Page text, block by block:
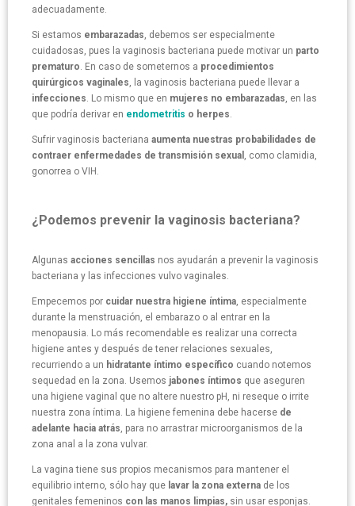
adecuadamente.
Si estamos embarazadas, debemos ser especialmente
cuidadosas, pues la vaginosis bacteriana puede motivar un parto
prematuro. En caso de someternos a procedimientos
quirúrgicos vaginales, la vaginosis bacteriana puede llevar a
infecciones. Lo mismo que en mujeres no embarazadas, en las
que podría derivar en endometritis o herpes.
Sufrir vaginosis bacteriana aumenta nuestras probabilidades de
contraer enfermedades de transmisión sexual , como clamidia,
gonorrea o VIH.
¿Podemos prevenir la vaginosis bacteriana?
Algunas acciones sencillas nos ayudarán a prevenir la vaginosis
bacteriana y las infecciones vulvo vaginales.
Empecemos por cuidar nuestra higiene íntima, especialmente
durante la menstruación, el embarazo o al entrar en la
menopausia. Lo más recomendable es realizar una correcta
higiene antes y después de tener relaciones sexuales,
recurriendo a un hidratante íntimo específico cuando notemos
sequedad en la zona. Usemos jabones íntimos que aseguren
una higiene vaginal que no altere nuestro pH, ni reseque o irrite
nuestra zona íntima. La higiene femenina debe hacerse de
adelante hacia atrás, para no arrastrar microorganismos de la
zona anal a la zona vulvar.
La vagina tiene sus propios mecanismos para mantener el
equilibrio interno, sólo hay que lavar la zona externa de los
genitales femeninos con las manos limpias, sin usar esponjas.